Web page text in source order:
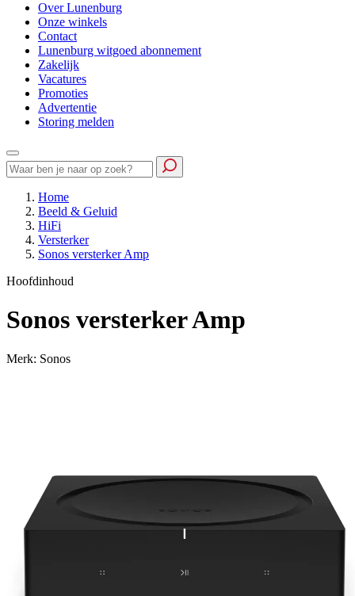
Over Lunenburg
Onze winkels
Contact
Lunenburg witgoed abonnement
Zakelijk
Vacatures
Promoties
Advertentie
Storing melden
Home
Beeld & Geluid
HiFi
Versterker
Sonos versterker Amp
Hoofdinhoud
Sonos versterker Amp
Merk: Sonos